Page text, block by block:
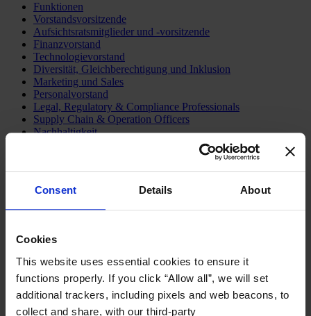
Consent Details About
Cookies
This website uses essential cookies to ensure it
functions properly. If you click “Allow all”, we will set
additional trackers, including pixels and web beacons, to
collect and share, with our third-party
Funktionen
Vorstandsvorsitzende
Aufsichtsratsmitglieder und -vorsitzende
Finanzvorstand
Technologievorstand
Diversität, Gleichberechtigung und Inklusion
Marketing und Sales
Personalvorstand
Legal, Regulatory & Compliance Professionals
Supply Chain & Operation Officers
Nachhaltigkeit
Vorstand Kommunikation und Öffentlichkeitsarbeit
Private Capital
Öffentlicher und sozialer Sektor
Consumer
Industrial
Services
Leadership Advisory Services